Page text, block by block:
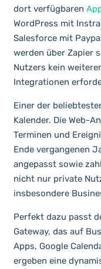
dort verfügbaren
WordPress mit
Salesforce mit
werden über Zapier
Nutzers kein
Integrationen
Einer der
Kalender. Die Web-
Terminen und
Ende vergangenen
angepasst sowie
nicht nur private
insbesondere
Perfekt dazu passt
Gateway, das auf
Apps, Google
ergeben eine